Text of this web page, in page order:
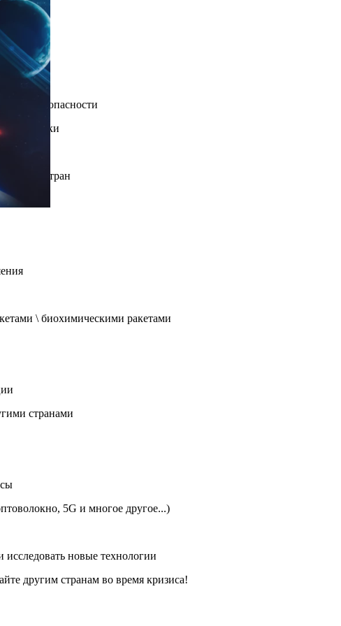
миссий
атаки
других стран
\ биохимическими ракетами
странами
5G и многое другое...)
новые технологии
другим странам во время кризиса!